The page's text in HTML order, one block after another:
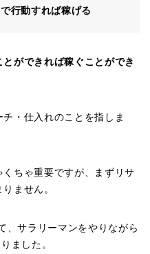
行動すれば稼げる
ができれば稼ぐことができ
チ・仕入れのことを指しま
ちゃ重要ですが、まずリサ
ません。
、サラリーマンをやりながら
ました。